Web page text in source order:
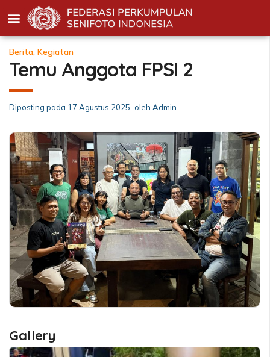
Berita, Kegiatan
Temu Anggota FPSI 2
Diposting pada 17 Agustus 2025 oleh Admin
Gallery